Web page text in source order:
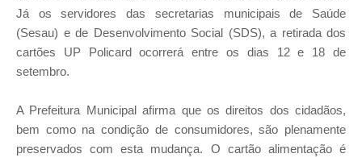
Já os servidores das secretarias municipais de Saúde
(Sesau) e de Desenvolvimento Social (SDS), a retirada dos
cartões UP Policard ocorrerá entre os dias 12 e 18 de
setembro.
A Prefeitura Municipal afirma que os direitos dos cidadãos,
bem como na condição de consumidores, são plenamente
preservados com esta mudança. O cartão alimentação é